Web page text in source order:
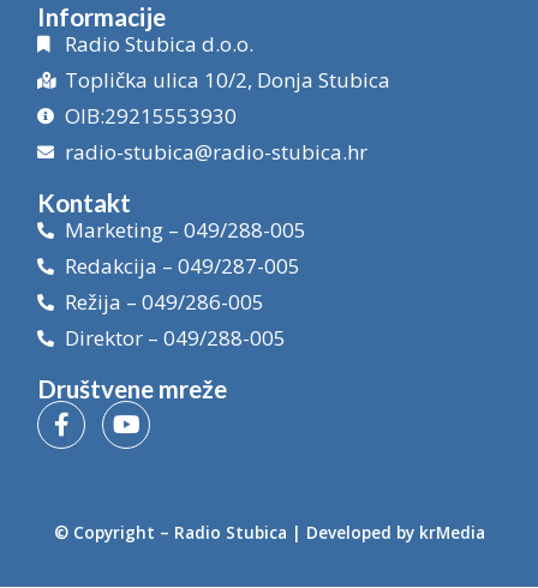
Informacije
Radio Stubica d.o.o.
Toplička ulica 10/2, Donja Stubica
OIB:29215553930
radio-stubica@radio-stubica.hr
Kontakt
Marketing – 049/288-005
Redakcija – 049/287-005
Režija – 049/286-005
Direktor – 049/288-005
Društvene mreže
© Copyright – Radio Stubica | Developed by krMedia